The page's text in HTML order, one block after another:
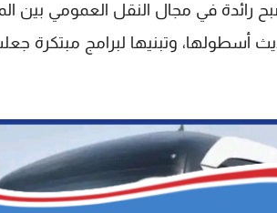
في مجال النقل العمومي بين
أسطولها، وتبنيها لبرامج مبتكرة